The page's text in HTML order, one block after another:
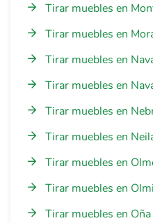
Tirar muebles en
Tirar muebles en
Tirar muebles en
Tirar muebles en
Tirar muebles en
Tirar muebles en
Tirar muebles en
Tirar muebles en
Tirar muebles en Oña